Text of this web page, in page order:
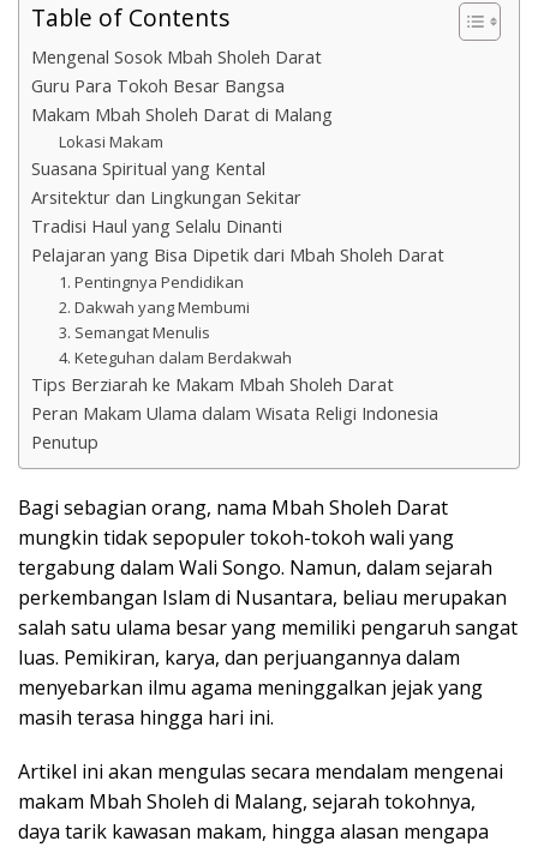
Table of Contents
Mengenal Sosok Mbah Sholeh Darat
Guru Para Tokoh Besar Bangsa
Makam Mbah Sholeh Darat di Malang
Lokasi Makam
Suasana Spiritual yang Kental
Arsitektur dan Lingkungan Sekitar
Tradisi Haul yang Selalu Dinanti
Pelajaran yang Bisa Dipetik dari Mbah Sholeh Darat
1. Pentingnya Pendidikan
2. Dakwah yang Membumi
3. Semangat Menulis
4. Keteguhan dalam Berdakwah
Tips Berziarah ke Makam Mbah Sholeh Darat
Peran Makam Ulama dalam Wisata Religi Indonesia
Penutup
Bagi sebagian orang, nama Mbah Sholeh Darat
mungkin tidak sepopuler tokoh-tokoh wali yang
tergabung dalam Wali Songo. Namun, dalam sejarah
perkembangan Islam di Nusantara, beliau merupakan
salah satu ulama besar yang memiliki pengaruh sangat
luas. Pemikiran, karya, dan perjuangannya dalam
menyebarkan ilmu agama meninggalkan jejak yang
masih terasa hingga hari ini.
Artikel ini akan mengulas secara mendalam mengenai
makam Mbah Sholeh di Malang, sejarah tokohnya,
daya tarik kawasan makam, hingga alasan mengapa